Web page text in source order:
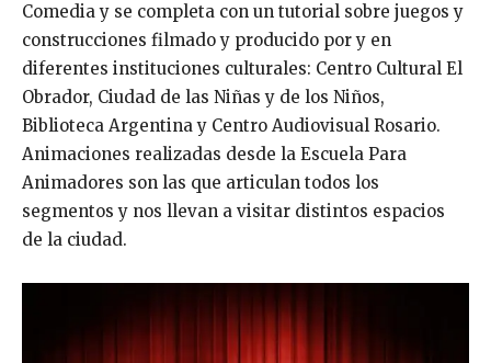
Comedia y se completa con un tutorial sobre juegos y
construcciones filmado y producido por y en
diferentes instituciones culturales: Centro Cultural El
Obrador, Ciudad de las Niñas y de los Niños,
Biblioteca Argentina y Centro Audiovisual Rosario.
Animaciones realizadas desde la Escuela Para
Animadores son las que articulan todos los
segmentos y nos llevan a visitar distintos espacios
de la ciudad.